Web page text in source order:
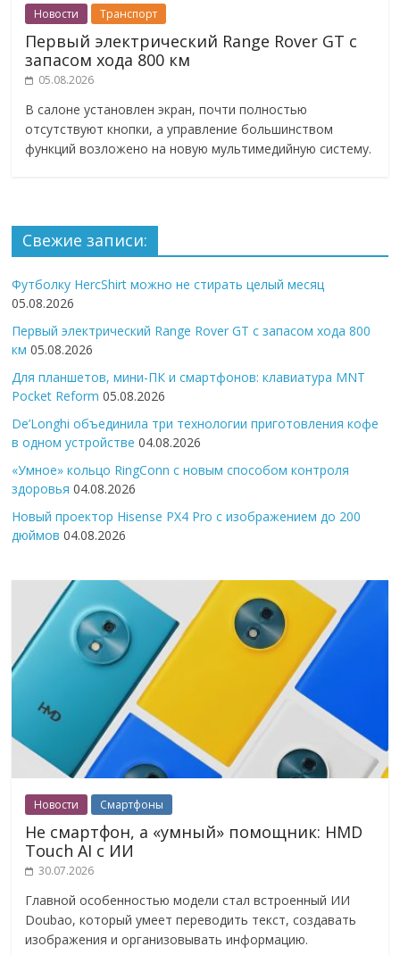
Новости Транспорт
Первый электрический Range Rover GT с
запасом хода 800 км
05.08.2026
В салоне установлен экран, почти полностью
отсутствуют кнопки, а управление большинством
функций возложено на новую мультимедийную систему.
Свежие записи:
Футболку HercShirt можно не стирать целый месяц
05.08.2026
Первый электрический Range Rover GT с запасом хода 800
км 05.08.2026
Для планшетов, мини-ПК и смартфонов: клавиатура MNT
Pocket Reform 05.08.2026
De’Longhi объединила три технологии приготовления кофе
в одном устройстве 04.08.2026
«Умное» кольцо RingConn с новым способом контроля
здоровья 04.08.2026
Новый проектор Hisense PX4 Pro с изображением до 200
дюймов 04.08.2026
Новости Смартфоны
Не смартфон, а «умный» помощник: HMD
Touch AI с ИИ
30.07.2026
Главной особенностью модели стал встроенный ИИ
Doubao, который умеет переводить текст, создавать
изображения и организовывать информацию.